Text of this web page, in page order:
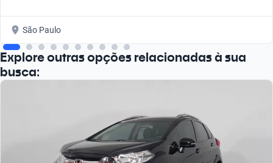
São Paulo
Explore outras opções relacionadas à sua
busca: